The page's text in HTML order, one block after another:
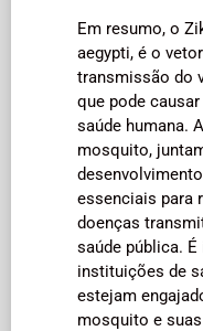
Em resumo, o
aegypti, é o
transmissão do
que pode
saúde humana.
mosquito,
essenciais para
doenças
saúde pública.
instituições de
estejam
mosquito e